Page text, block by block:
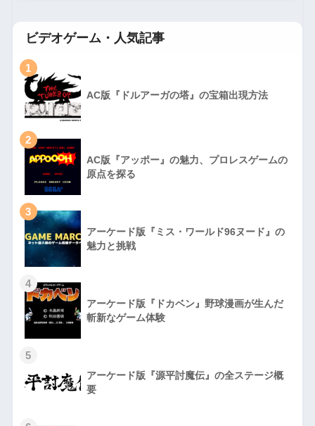
ビデオゲーム・人気記事
1
AC版『ドルアーガの塔』の宝箱出現方法
2
AC版『アッポー』の魅力、プロレスゲームの
原点を探る
3
アーケード版『ミス・ワールド96ヌード』の
魅力と挑戦
4
アーケード版『ドカベン』野球漫画が生んだ
斬新なゲーム体験
5
アーケード版『源平討魔伝』の全ステージ概
要